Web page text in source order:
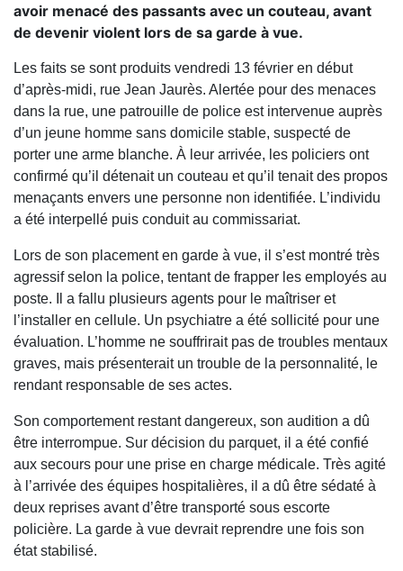
avoir menacé des passants avec un couteau, avant
de devenir violent lors de sa garde à vue.
Les faits se sont produits vendredi 13 février en début
d’après-midi, rue Jean Jaurès. Alertée pour des menaces
dans la rue, une patrouille de police est intervenue auprès
d’un jeune homme sans domicile stable, suspecté de
porter une arme blanche. À leur arrivée, les policiers ont
confirmé qu’il détenait un couteau et qu’il tenait des propos
menaçants envers une personne non identifiée. L’individu
a été interpellé puis conduit au commissariat.
Lors de son placement en garde à vue, il s’est montré très
agressif selon la police, tentant de frapper les employés au
poste. Il a fallu plusieurs agents pour le maîtriser et
l’installer en cellule. Un psychiatre a été sollicité pour une
évaluation. L’homme ne souffrirait pas de troubles mentaux
graves, mais présenterait un trouble de la personnalité, le
rendant responsable de ses actes.
Son comportement restant dangereux, son audition a dû
être interrompue. Sur décision du parquet, il a été confié
aux secours pour une prise en charge médicale. Très agité
à l’arrivée des équipes hospitalières, il a dû être sédaté à
deux reprises avant d’être transporté sous escorte
policière. La garde à vue devrait reprendre une fois son
état stabilisé.